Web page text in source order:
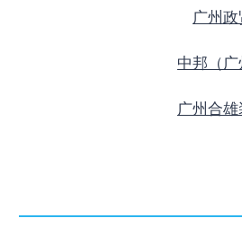
广州政
中邦（广
广州合雄